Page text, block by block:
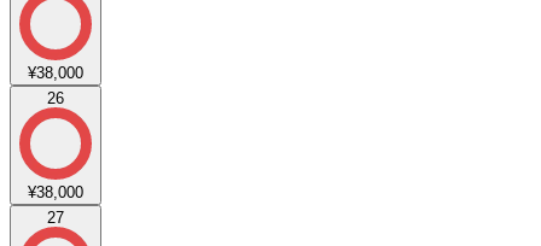
¥38,000
26
¥38,000
27